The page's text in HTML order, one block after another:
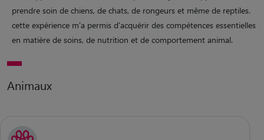
prendre soin de chiens, de chats, de rongeurs et même de reptiles.
cette expérience m'a permis d'acquérir des compétences essentielles
en matière de soins, de nutrition et de comportement animal.
Animaux